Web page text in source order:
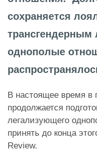
сохраняется
однополые
В настоящее время в
продолжается
легализующего
принять до конца
Review.